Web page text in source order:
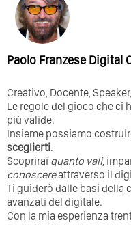
Paolo Franzese Digital
Creativo, Docente, Speaker,
Le regole del gioco che ci
più valide.
Insieme possiamo
sceglierti.
Scoprirai quanto vali,
conoscereattraverso il
Ti guiderò dalle basi della
avanzati del digitale.
Con la mia esperienza